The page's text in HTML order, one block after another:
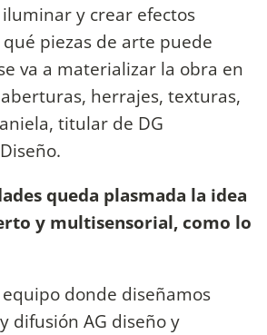
y crear efectos
qué piezas de arte puede
va a materializar la obra en
herrajes, texturas,
titular de DG
queda plasmada la idea
y multisensorial, como lo
donde diseñamos
difusión AG diseño y